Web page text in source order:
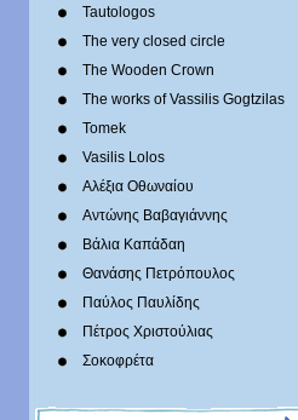
Tautologos
The very closed circle
The Wooden Crown
The works of Vassilis Gogtzilas
Tomek
Vasilis Lolos
Αλέξια Οθωναίου
Αντώνης Βαβαγιάννης
Βάλια Καπάδαη
Θανάσης Πετρόπουλος
Παύλος Παυλίδης
Πέτρος Χριστούλιας
Σοκοφρέτα